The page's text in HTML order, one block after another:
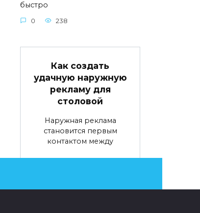
быстро
0 238
Как создать
удачную наружную
рекламу для
столовой
Наружная реклама
становится первым
контактом между